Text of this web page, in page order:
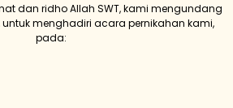
dan ridho Allah SWT, kami mengundang
menghadiri acara pernikahan kami,
pada: